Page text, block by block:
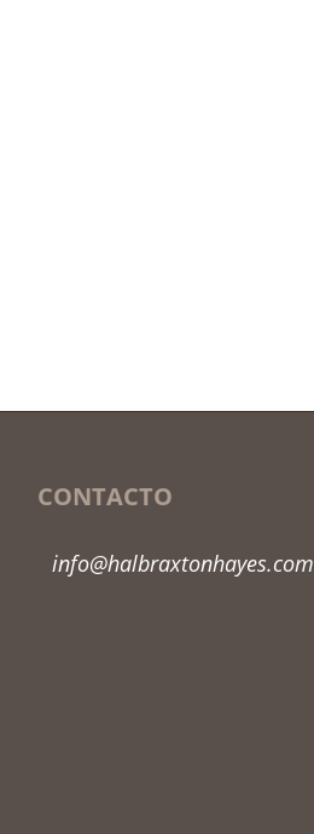
CONTACTO
info@halbraxtonhayes.com